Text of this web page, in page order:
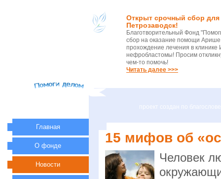
Открыт срочный сбор
Петрозаводск!
Благотворительный Фонд
сбор на оказание помощи Арише
прохождение лечения в клинике
нефробластомы! Просим
чем-то помочь!
Читать далее >>>
проект создан по
15 мифов об
Человек
Главная
О фонде
Новости